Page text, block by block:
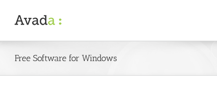
content
Free Software for Windows